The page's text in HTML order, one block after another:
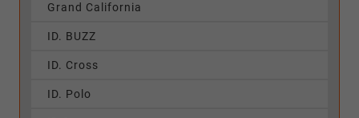
Grand California
ID. BUZZ
ID. Cross
ID. Polo